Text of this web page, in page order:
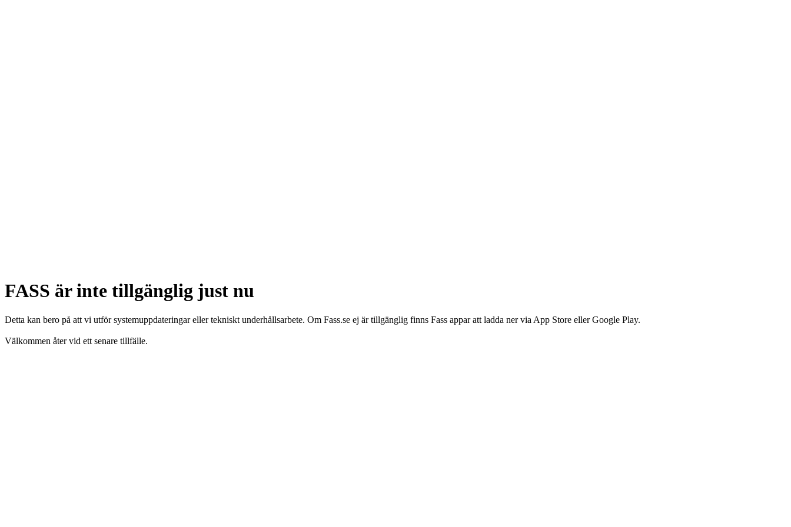
FASS är inte tillgänglig just nu
Detta kan bero på att vi utför systemuppdateringar eller tekniskt underhållsarbete. Om Fass.se ej är tillgänglig finns Fass appar att ladda ner via App Store eller Google Play.
Välkommen åter vid ett senare tillfälle.